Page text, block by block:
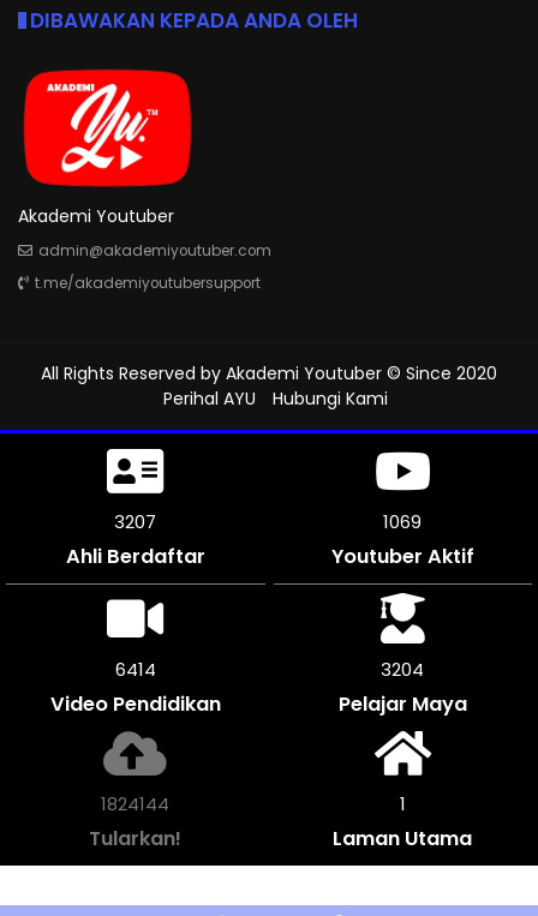
DIBAWAKAN KEPADA ANDA OLEH
Akademi Youtuber
admin@akademiyoutuber.com
t.me/akademiyoutubersupport
All Rights Reserved by Akademi Youtuber © Since 2020
Perihal AYU
Hubungi Kami
3510
Ahli Berdaftar
1170
Youtuber Aktif
7020
Video Pendidikan
3510
Pelajar Maya
1996652
Tularkan!
1
Laman Utama